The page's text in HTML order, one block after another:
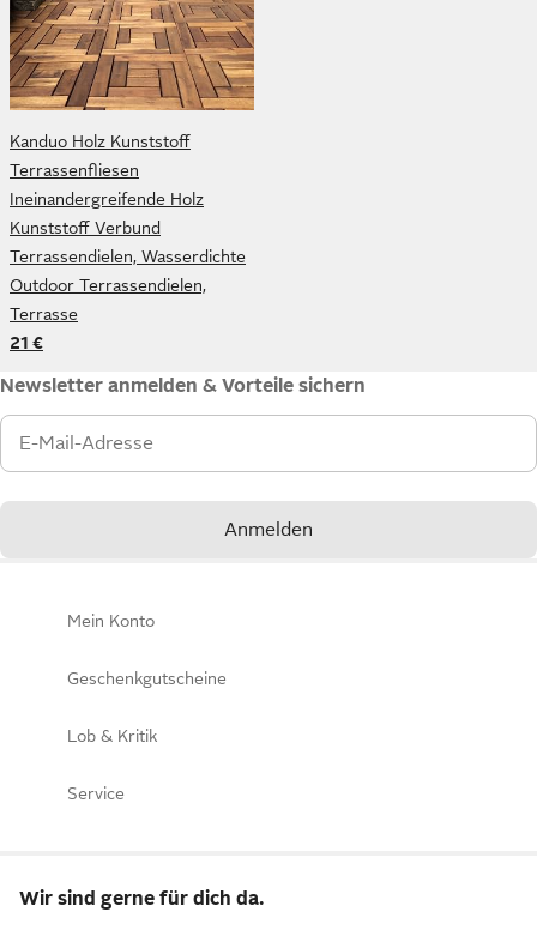
Kanduo Holz Kunststoff
Terrassenfliesen
Ineinandergreifende Holz
Kunststoff Verbund
Terrassendielen, Wasserdichte
Outdoor Terrassendielen,
Terrasse
21 €
Newsletter anmelden & Vorteile sichern
E-Mail-Adresse
Anmelden
Mein Konto
Geschenkgutscheine
Lob & Kritik
Service
Wir sind gerne für dich da.